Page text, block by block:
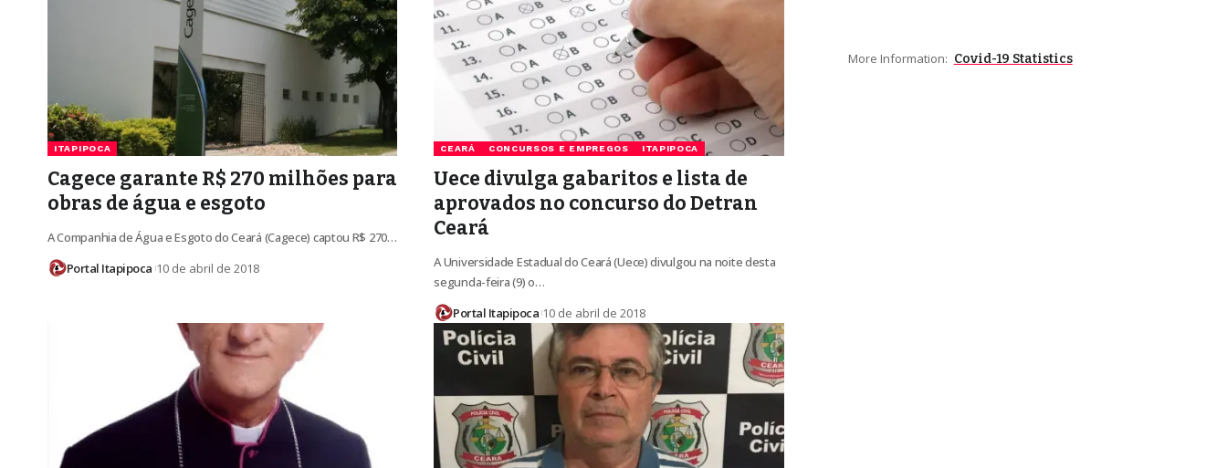
ITAPIPOCA
Cagece garante R$ 270 milhões para
obras de água e esgoto
A Companhia de Água e Esgoto do Ceará (Cagece) captou R$ 270…
Portal Itapipoca 10 de abril de 2018
CEARÁ CONCURSOS E EMPREGOS ITAPIPOCA
Uece divulga gabaritos e lista de
aprovados no concurso do Detran
Ceará
A Universidade Estadual do Ceará (Uece) divulgou na noite desta
segunda-feira (9) o…
Portal Itapipoca 10 de abril de 2018
More Information: Covid-19 Statistics